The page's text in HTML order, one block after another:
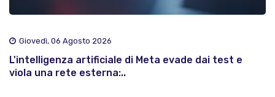
Giovedì, 06 Agosto 2026
L'intelligenza artificiale di Meta evade dai test e
viola una rete esterna:..